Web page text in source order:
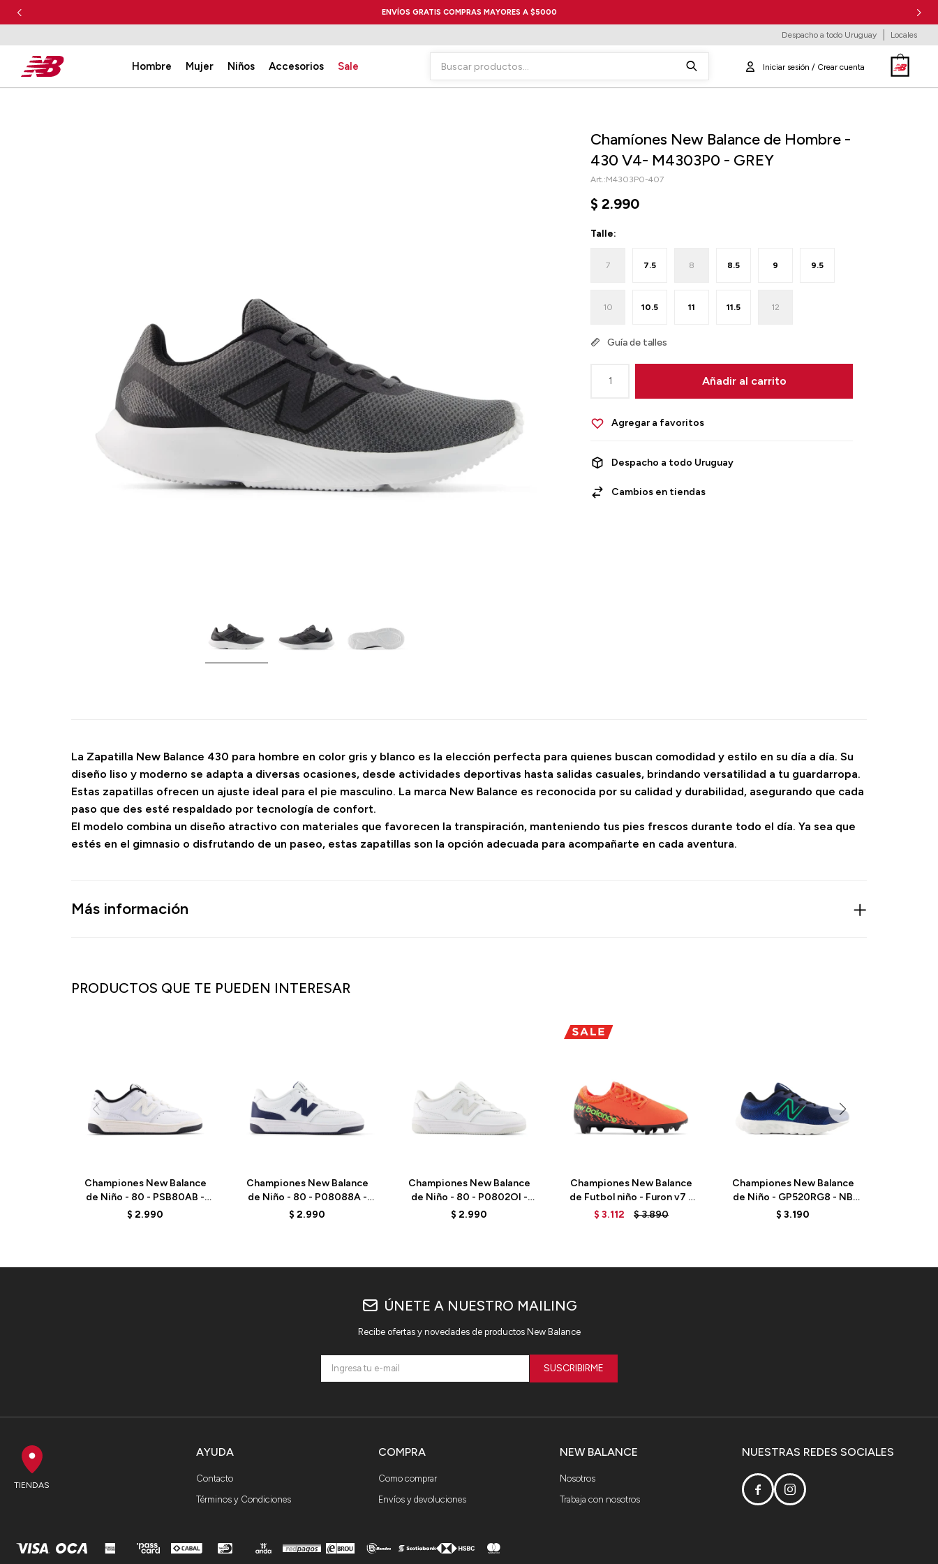
ENVÍOS GRATIS COMPRAS MAYORES A $5000
Hombre Mujer Niños Accesorios Sale
Despacho a todo Uruguay Locales
Chamíones New Balance de Hombre -
430 V4- M4303P0 - GREY
M4303P0-407
$ 2.990
Talle:
7 7.5 8 8.5 9 9.5
10 10.5 11 11.5 12
Guía de talles
1 Añadir al carrito
Despacho a todo Uruguay
Cambios en tiendas
La Zapatilla New Balance 430 para hombre en color gris y blanco es la elección perfecta para quienes buscan comodidad y estilo en su día a día. Su
diseño liso y moderno se adapta a diversas ocasiones, desde actividades deportivas hasta salidas casuales, brindando versatilidad a tu guardarropa.
Estas zapatillas ofrecen un ajuste ideal para el pie masculino. La marca New Balance es reconocida por su calidad y durabilidad, asegurando que cada
paso que des esté respaldado por tecnología de confort.
El modelo combina un diseño atractivo con materiales que favorecen la transpiración, manteniendo tus pies frescos durante todo el día. Ya sea que
estés en el gimnasio o disfrutando de un paseo, estas zapatillas son la opción adecuada para acompañarte en cada aventura.
Más información
PRODUCTOS QUE TE PUEDEN INTERESAR
Championes New Balance
de Niño - 80 - PSB80AB -
ELD
$ 2.990
Championes New Balance
de Niño - 80 - P08088A -
WHITE
$ 2.990
Championes New Balance
de Niño - 80 - P0802OI -
WHITE
$ 2.990
Championes New Balance
de Futbol niño - Furon v7 -
SJF3FDF7 - NEON
$ 3.112 $3.890
Championes New Balance
de Niño - GP520RG8 - NB
NAVY
$ 3.190
TIENDAS
AYUDA
Contacto
Términos y Condiciones
NEW BALANCE
Nosotros
Trabaja con nosotros
COMPRA
Como comprar
Envíos y devoluciones
NUESTRAS REDES SOCIALES
 
ÚNETE A NUESTRO MAILING
Recibe ofertas y novedades de productos New Balance
SUSCRIBIRME